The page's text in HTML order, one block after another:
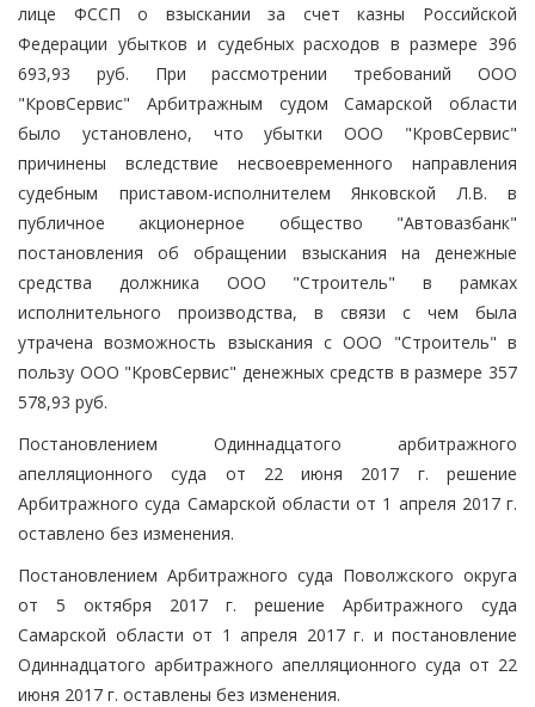
лице ФССП о взыскании за счет казны Российской
Федерации убытков и судебных расходов в размере 396
693,93 руб. При рассмотрении требований ООО
"КровСервис" Арбитражным судом Самарской области
было установлено, что убытки ООО "КровСервис"
причинены вследствие несвоевременного направления
судебным приставом-исполнителем Янковской Л.В. в
публичное акционерное общество "Автовазбанк"
постановления об обращении взыскания на денежные
средства должника ООО "Строитель" в рамках
исполнительного производства, в связи с чем была
утрачена возможность взыскания с ООО "Строитель" в
пользу ООО "КровСервис" денежных средств в размере 357
578,93 руб.
Постановлением Одиннадцатого арбитражного
апелляционного суда от 22 июня 2017 г. решение
Арбитражного суда Самарской области от 1 апреля 2017 г.
оставлено без изменения.
Постановлением Арбитражного суда Поволжского округа
от 5 октября 2017 г. решение Арбитражного суда
Самарской области от 1 апреля 2017 г. и постановление
Одиннадцатого арбитражного апелляционного суда от 22
июня 2017 г. оставлены без изменения.